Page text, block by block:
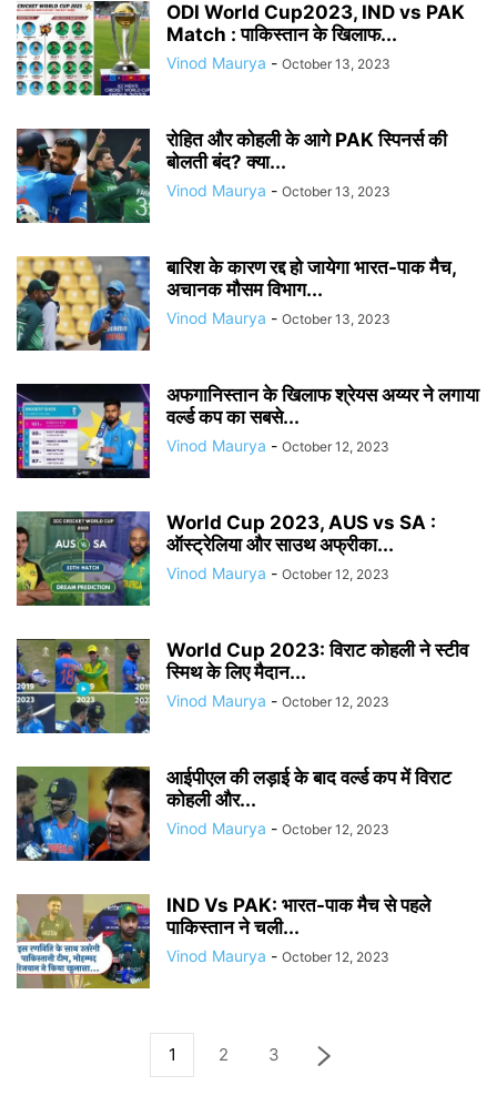
ODI World Cup2023, IND vs PAK
Match : पाकिस्तान के खिलाफ...
Vinod Maurya - October 13, 2023
रोहित और कोहली के आगे PAK स्पिनर्स की
बोलती बंद? क्या...
Vinod Maurya - October 13, 2023
बारिश के कारण रद्द हो जायेगा भारत-पाक मैच,
अचानक मौसम विभाग...
Vinod Maurya - October 13, 2023
अफगानिस्तान के खिलाफ श्रेयस अय्यर ने लगाया
वर्ल्ड कप का सबसे...
Vinod Maurya - October 12, 2023
World Cup 2023, AUS vs SA :
ऑस्ट्रेलिया और साउथ अफ्रीका...
Vinod Maurya - October 12, 2023
World Cup 2023: विराट कोहली ने स्टीव
स्मिथ के लिए मैदान...
Vinod Maurya - October 12, 2023
आईपीएल की लड़ाई के बाद वर्ल्ड कप में विराट
कोहली और...
Vinod Maurya - October 12, 2023
IND Vs PAK: भारत-पाक मैच से पहले
पाकिस्तान ने चली...
Vinod Maurya - October 12, 2023
1 2 3